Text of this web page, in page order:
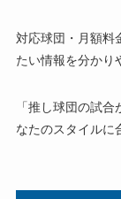
対応球団・月額料
たい情報を分かり
「推し球団の試
なたのスタイルに